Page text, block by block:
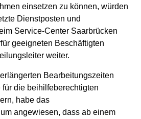
einsetzen zu können, würden
Dienstposten und
Service-Center Saarbrücken
geeigneten Beschäftigten
weiter.
Bearbeitungszeiten
die beihilfeberechtigten
habe das
angewiesen, dass ab einem